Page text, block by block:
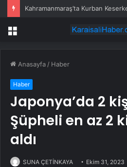
Kahramanmaraş’ta Kurban
Menü
Anasayfa / Haber
Haber
Japonya’da 2
Şüpheli en az 2
aldı
SUNA ÇETİNKAYA Ekim 31, 2023